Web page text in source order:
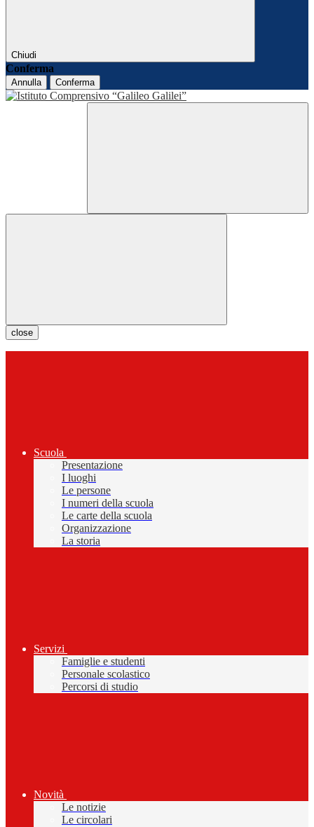
Chiudi
Conferma
Annulla Conferma
close
Scuola
Presentazione
I luoghi
Le persone
I numeri della scuola
Le carte della scuola
Organizzazione
La storia
Servizi
Famiglie e studenti
Personale scolastico
Percorsi di studio
Novità
Le notizie
Le circolari